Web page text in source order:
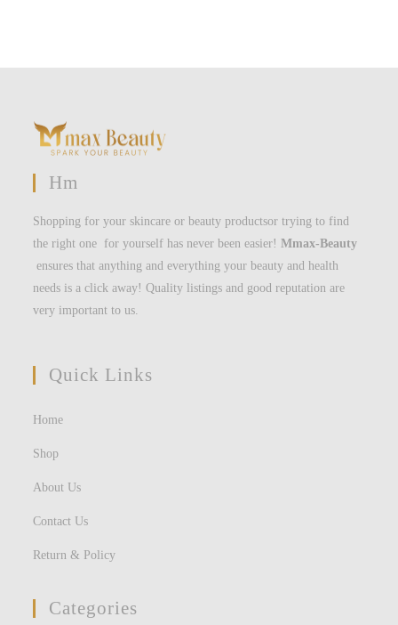
Hm
Shopping for your skincare or beauty productsor trying to find
the right one for yourself has never been easier!Mmax-Beauty
ensures that anything and everything your beauty and health
needs is a click away! Quality listings and good reputation are
very important to us.
Quick Links
Home
Shop
About Us
Contact Us
Return & Policy
Categories